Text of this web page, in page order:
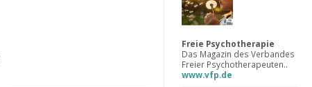
Freie Psychotherapie
Das Magazin des Verbandes
Freier Psychotherapeuten..
www.vfp.de